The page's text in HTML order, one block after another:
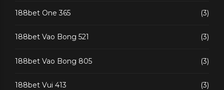
188bet One 365 (3)
188bet Vao Bong 521 (3)
188bet Vao Bong 805 (3)
188bet Vui 413 (3)